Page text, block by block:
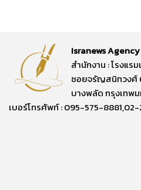
Isranews
สำนักงาน : โรงแร
ซอยจรัญสนิทวงศ์
บางพลัด กรุงเทพ
เบอร์โทรศัพท์ : 095-575-8881,02-